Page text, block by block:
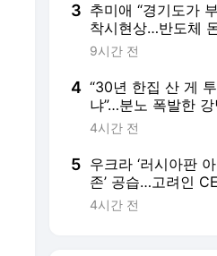
3 추미애 “경기도가
착시현상…반도체
어도 세입 없다”
9시간 전
4 “30년 한집 산 게
냐”…분노 폭발한
노인들
4시간 전
5 우크라 ‘러시아판
존’ 공습…고려인
조 날렸다
4시간 전